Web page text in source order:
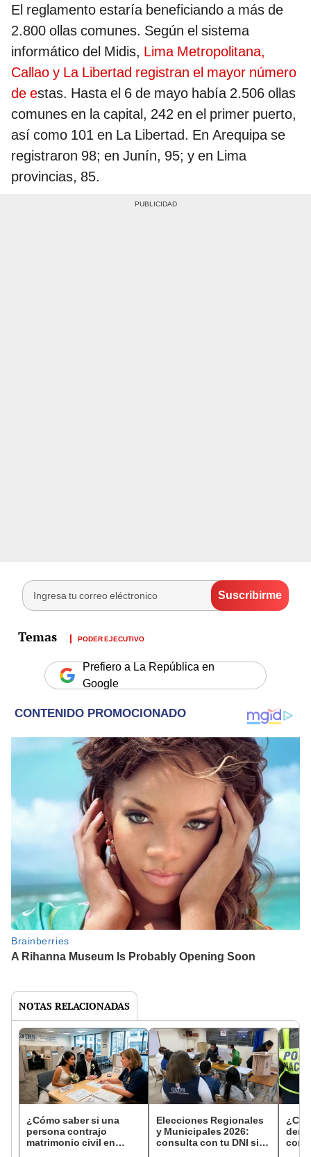
El reglamento estaría beneficiando a más de
2.800 ollas comunes. Según el sistema
informático del Midis, Lima Metropolitana,
Callao y La Libertad registran el mayor número
de estas. Hasta el 6 de mayo había 2.506 ollas
comunes en la capital, 242 en el primer puerto,
así como 101 en La Libertad. En Arequipa se
registraron 98; en Junín, 95; y en Lima
provincias, 85.
PODER EJECUTIVO
Prefiero a La República en
Google
NOTAS RELACIONADAS
¿Cómo saber si una
persona contrajo
matrimonio civil en
Elecciones Regionales
y Municipales 2026:
consulta con tu DNI si
con